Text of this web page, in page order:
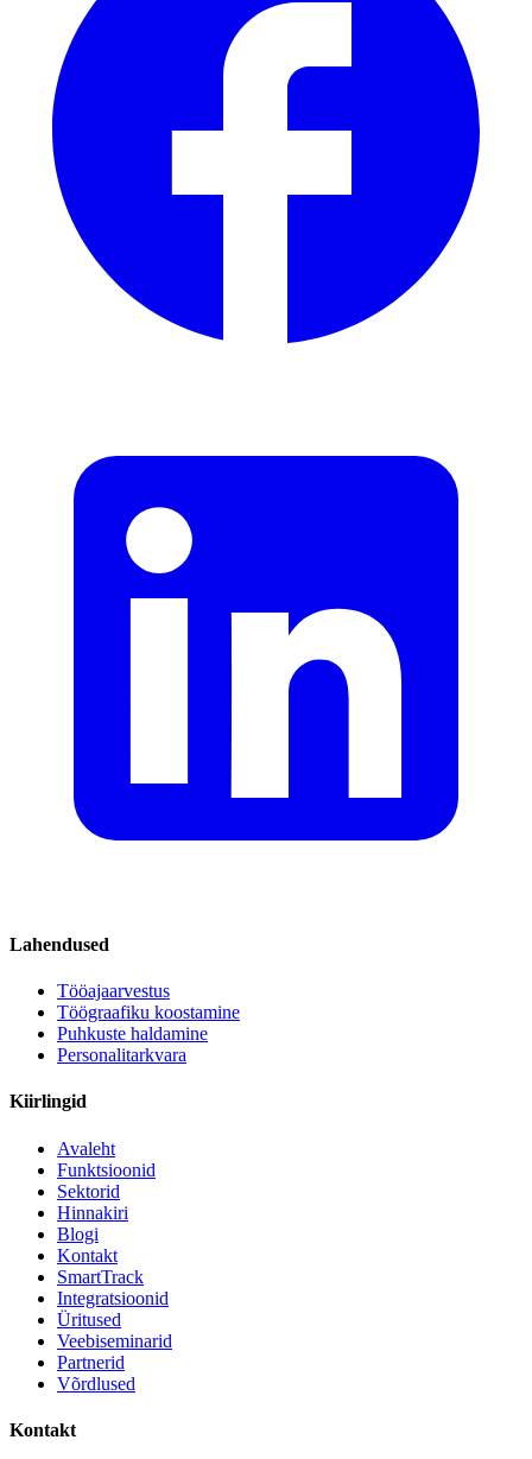
Lahendused
Tööajaarvestus
Töögraafiku koostamine
Puhkuste haldamine
Personalitarkvara
Kiirlingid
Avaleht
Funktsioonid
Sektorid
Hinnakiri
Blogi
Kontakt
SmartTrack
Integratsioonid
Üritused
Veebiseminarid
Partnerid
Võrdlused
Kontakt